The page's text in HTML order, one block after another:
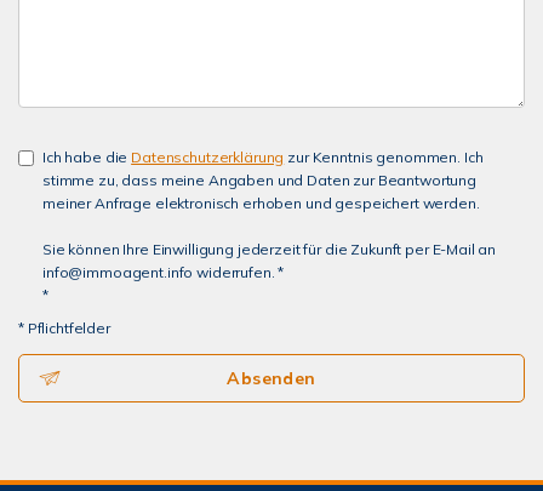
Ich habe die Datenschutzerklärung zur Kenntnis genommen. Ich
stimme zu, dass meine Angaben und Daten zur Beantwortung
meiner Anfrage elektronisch erhoben und gespeichert werden.
Sie können Ihre Einwilligung jederzeit für die Zukunft per E-Mail an
info@immoagent.info widerrufen. *
*
* Pflichtfelder
Absenden